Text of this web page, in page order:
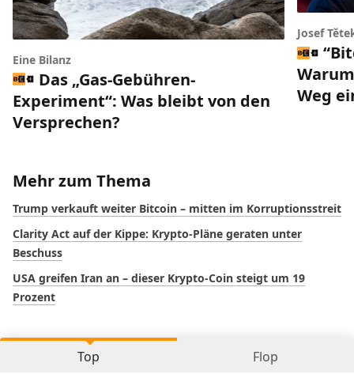
Eine Bilanz
Das „Gas-Gebühren-
Experiment“: Was bleibt von den
Versprechen?
Josef
Weg
Mehr zum Thema
Trump verkauft weiter Bitcoin – mitten im Korruptionsstreit
Clarity Act auf der Kippe: Krypto-Pläne geraten unter
Beschuss
USA greifen Iran an – dieser Krypto-Coin steigt um 19
Prozent
Top Flop